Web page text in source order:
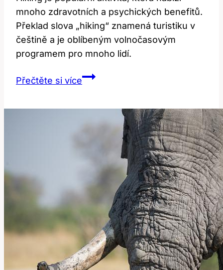
mnoho zdravotních a psychických benefitů.
Překlad slova „hiking“ znamená turistiku v
češtině a je oblíbeným volnočasovým
programem pro mnoho lidí.
Přečtěte si víceHiking:
Aktivity!